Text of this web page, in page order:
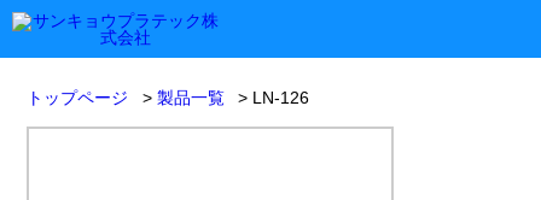
トップページ 製品一覧 LN-126